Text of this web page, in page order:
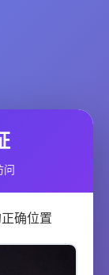
问
确位置